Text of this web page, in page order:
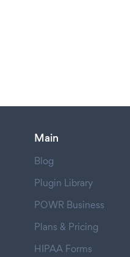
Main
Blog
Plugin Library
POWR Business
Plans & Pricing
HIPAA Forms